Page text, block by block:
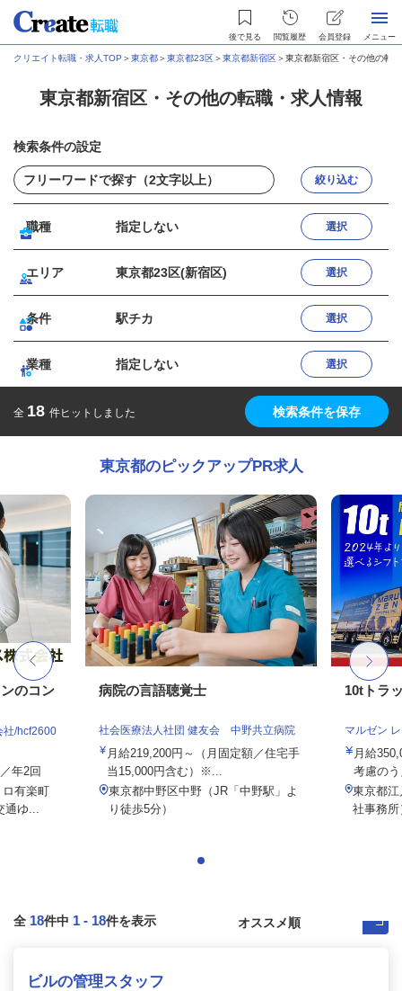
後で見る 閲覧履歴 会員登録 メニュー
クリエイト転職・求人TOP ＞東京都＞東京都23区＞東京都新宿区＞東京都新宿区・その他の転
東京都新宿区・その他の転職・求人情報
検索条件の設定
絞り込む
職種 指定しない 選択
エリア 東京都23区(新宿区) 選択
条件 駅チカ 選択
業種 指定しない 選択
全 18 件ヒットしました 検索条件を保存
東京都のピックアップPR求人
のコン
社/hcf2600
年2回
有楽町
ゆ...
病院の言語聴覚士
社会医療法人社団 健友会 中野共立病院
月給219,200円～（月固定額／住宅手
当15,000円含む）※...
東京都中野区中野（JR「中野駅」よ
り徒歩5分）
10tトラ
マルゼン
月給
考慮の
東京都江
社事務
全 18件中 1 - 18件を表示
ビルの管理スタッフ